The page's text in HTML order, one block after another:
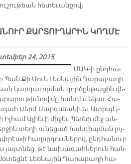
հե­տե­ւան­քով։
ՔԱՐՏՈՒՂԱՐԻՆ ԿՈՂՄԷ
24, 2015
ՄԱԿ-ի ընդ­հա­
Պան Քի Մուն Լեռ­նա­յին Ղա­րա­բա­ղի
կար­գա­ւոր­ման գոր­ծըն­թա­ցին վե­
մը հան­դէս ե­կաւ Հա­
Սերժ Սարգ­սեա­նի եւ Ատր­պէյ­
Ա­լիե­ւի մի­ջեւ Պեռ­նի մէջ ան­
տե­ղի ու­նե­ցած հան­դիպ­ման լոյ­
հա­ղոր­դում­նե­րով, ընդ­հա­նուր
յայտ­նեց, թէ նա­խա­գահ­նե­րուն հան­
Լեռ­նա­յին Ղա­րա­բա­ղի հա­